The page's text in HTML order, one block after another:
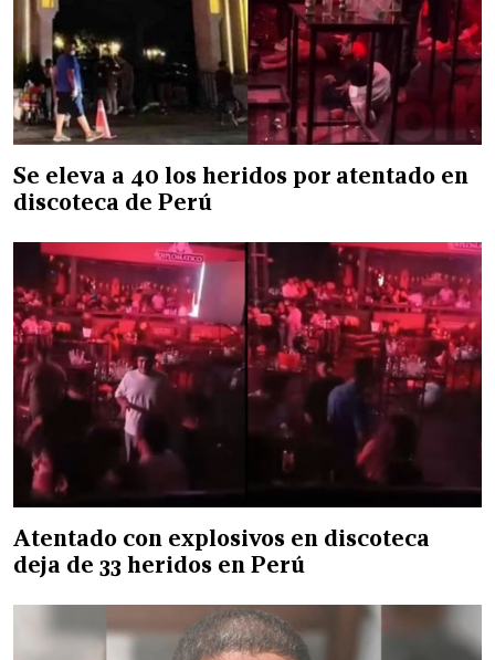
Se eleva a 40 los heridos por atentado en
discoteca de Perú
Atentado con explosivos en discoteca
deja de 33 heridos en Perú